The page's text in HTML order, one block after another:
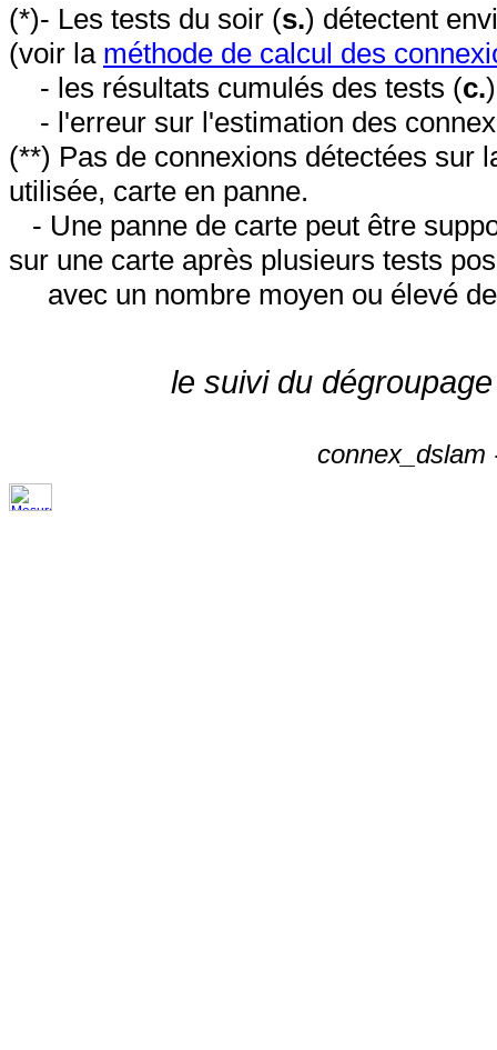
(*)- Les tests du soir (s.) détectent
(voir la méthode de calcul des
- les résultats cumulés des tests (c.
- l'erreur sur l'estimation des
(**) Pas de connexions détectées sur
utilisée, carte en panne.
- Une panne de carte peut être
sur une carte après plusieurs tests
avec un nombre moyen ou élevé
le suivi du
connex_dslam